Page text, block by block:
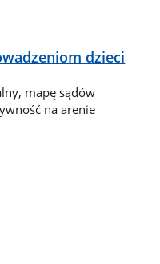
dzieci
mapę sądów
na arenie